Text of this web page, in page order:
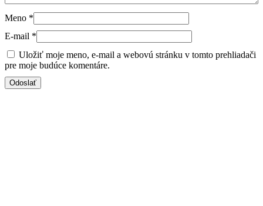
Meno *
E-mail *
Uložiť moje meno, e-mail a webovú stránku v tomto prehliadači
pre moje budúce komentáre.